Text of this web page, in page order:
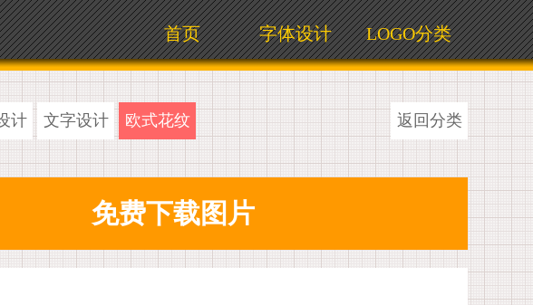
LOGO分类
字体设计
首页
计 文字设计 欧式花纹 返回分类